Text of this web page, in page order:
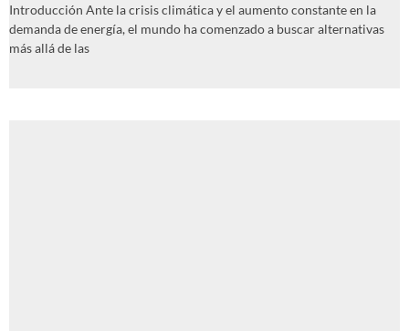
Introducción Ante la crisis climática y el aumento constante en la
demanda de energía, el mundo ha comenzado a buscar alternativas
más allá de las